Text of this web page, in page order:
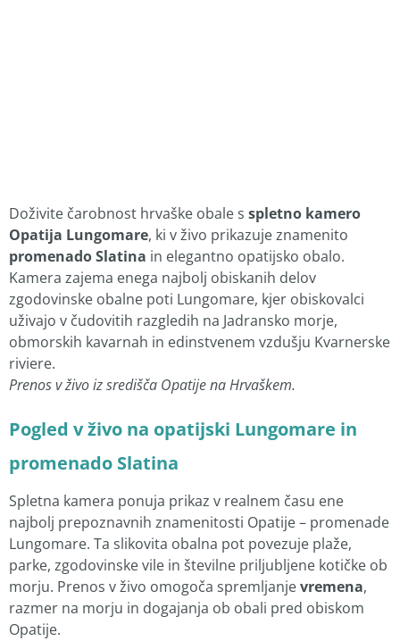
Doživite čarobnost hrvaške obale s spletno kamero
Opatija Lungomare, ki v živo prikazuje znamenito
promenado Slatina in elegantno opatijsko obalo.
Kamera zajema enega najbolj obiskanih delov
zgodovinske obalne poti Lungomare, kjer obiskovalci
uživajo v čudovitih razgledih na Jadransko morje,
obmorskih kavarnah in edinstvenem vzdušju Kvarnerske
riviere.
Prenos v živo iz središča Opatije na Hrvaškem.
Pogled v živo na opatijski Lungomare in
promenado Slatina
Spletna kamera ponuja prikaz v realnem času ene
najbolj prepoznavnih znamenitosti Opatije – promenade
Lungomare. Ta slikovita obalna pot povezuje plaže,
parke, zgodovinske vile in številne priljubljene kotičke ob
morju. Prenos v živo omogoča spremljanjevremena,
razmer na morju in dogajanja ob obali pred obiskom
Opatije.